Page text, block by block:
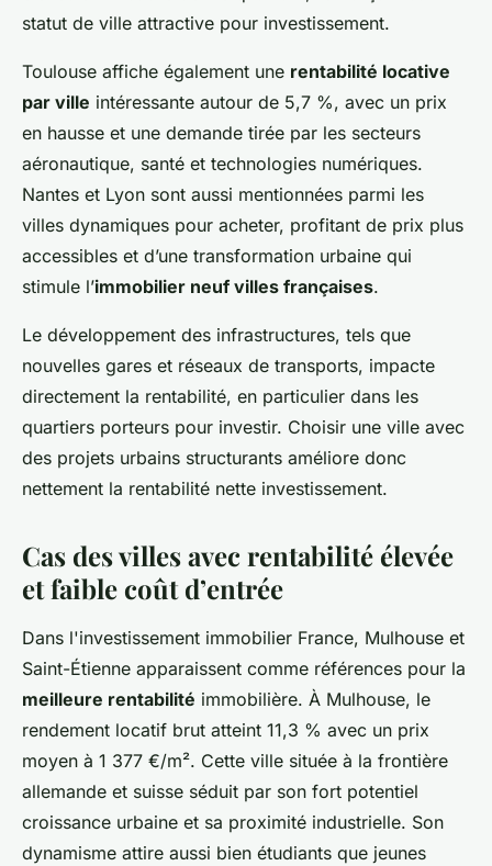
statut de ville attractive pour investissement.
Toulouse affiche également une rentabilité locative
par ville intéressante autour de 5,7 %, avec un prix
en hausse et une demande tirée par les secteurs
aéronautique, santé et technologies numériques.
Nantes et Lyon sont aussi mentionnées parmi les
villes dynamiques pour acheter, profitant de prix plus
accessibles et d’une transformation urbaine qui
stimule l’immobilier neuf villes françaises.
Le développement des infrastructures, tels que
nouvelles gares et réseaux de transports, impacte
directement la rentabilité, en particulier dans les
quartiers porteurs pour investir. Choisir une ville avec
des projets urbains structurants améliore donc
nettement la rentabilité nette investissement.
Cas des villes avec rentabilité élevée
et faible coût d’entrée
Dans l'investissement immobilier France, Mulhouse et
Saint-Étienne apparaissent comme références pour la
meilleure rentabilité immobilière. À Mulhouse, le
rendement locatif brut atteint 11,3 % avec un prix
moyen à 1 377 €/m². Cette ville située à la frontière
allemande et suisse séduit par son fort potentiel
croissance urbaine et sa proximité industrielle. Son
dynamisme attire aussi bien étudiants que jeunes